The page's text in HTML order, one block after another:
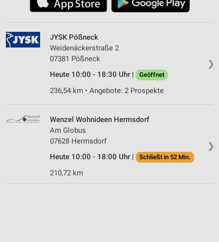
❯
JYSK Pößneck
Weidenäckerstraße 2
07381 Pößneck
Heute 10:00 - 18:30 Uhr |
Geöffnet
236,54 km • Angebote: 2 Prospekte
❯
Wenzel Wohnideen Hermsdorf
Am Globus
07628 Hermsdorf
Heute 10:00 - 18:00 Uhr |
Schließt in 52 Min.
210,72 km